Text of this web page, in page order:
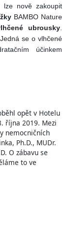
lze nově zakoupit
BAMBO Nature
ubrousky
se o vlhčené
účinkem
opět v Hotelu
října 2019. Mezi
nemocničních
Ph.D., MUDr.
O zábavu se
to ve